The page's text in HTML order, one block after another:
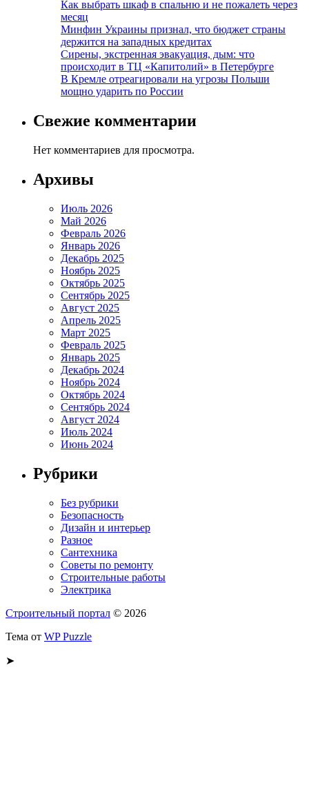
Как выбрать шкаф в спальню и не пожалеть через
месяц
Минфин Украины признал, что бюджет страны
держится на западных кредитах
Сирены, экстренная эвакуация, дым: что
происходит в ТЦ «Капитолий» в Петербурге
В Кремле отреагировали на угрозы Польши
мощно ударить по России
Свежие комментарии
Нет комментариев для просмотра.
Архивы
Июль 2026
Май 2026
Февраль 2026
Январь 2026
Декабрь 2025
Ноябрь 2025
Октябрь 2025
Сентябрь 2025
Август 2025
Апрель 2025
Март 2025
Февраль 2025
Январь 2025
Декабрь 2024
Ноябрь 2024
Октябрь 2024
Сентябрь 2024
Август 2024
Июль 2024
Июнь 2024
Рубрики
Без рубрики
Безопасность
Дизайн и интерьер
Разное
Сантехника
Советы по ремонту
Строительные работы
Электрика
Строительный портал © 2026
Тема от WP Puzzle
➤